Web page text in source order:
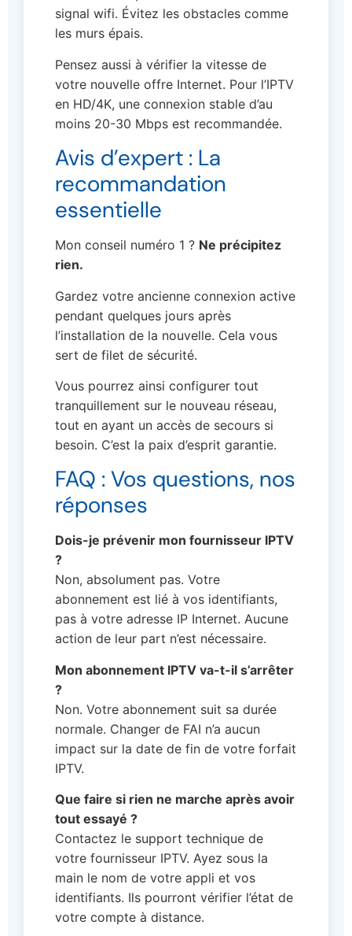
signal wifi. Évitez les obstacles comme
les murs épais.
Pensez aussi à vérifier la vitesse de
votre nouvelle offre Internet. Pour l’IPTV
en HD/4K, une connexion stable d’au
moins 20-30 Mbps est recommandée.
Avis d’expert : La
recommandation
essentielle
Mon conseil numéro 1 ? Ne précipitez
rien.
Gardez votre ancienne connexion active
pendant quelques jours après
l’installation de la nouvelle. Cela vous
sert de filet de sécurité.
Vous pourrez ainsi configurer tout
tranquillement sur le nouveau réseau,
tout en ayant un accès de secours si
besoin. C’est la paix d’esprit garantie.
FAQ : Vos questions, nos
réponses
Dois-je prévenir mon fournisseur IPTV
?
Non, absolument pas. Votre
abonnement est lié à vos identifiants,
pas à votre adresse IP Internet. Aucune
action de leur part n’est nécessaire.
Mon abonnement IPTV va-t-il s’arrêter
?
Non. Votre abonnement suit sa durée
normale. Changer de FAI n’a aucun
impact sur la date de fin de votre forfait
IPTV.
Que faire si rien ne marche après avoir
tout essayé ?
Contactez le support technique de
votre fournisseur IPTV. Ayez sous la
main le nom de votre appli et vos
identifiants. Ils pourront vérifier l’état de
votre compte à distance.